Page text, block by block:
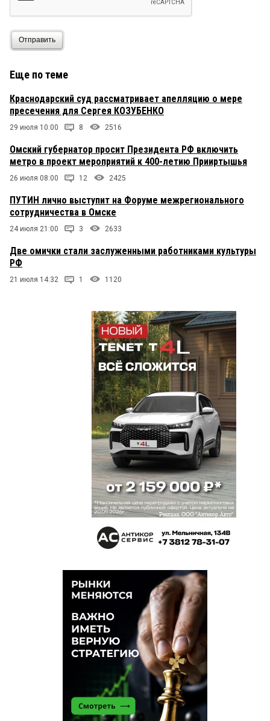
Отправить
Еще по теме
Краснодарский суд рассматривает апелляцию о мере
пресечения для Сергея КОЗУБЕНКО
29 июля 10:00 8 2516
Омский губернатор просит Президента РФ включить
метро в проект мероприятий к 400-летию Прииртышья
26 июля 08:00 12 2425
ПУТИН лично выступит на Форуме межрегионального
сотрудничества в Омске
24 июля 21:00 3 2633
Две омички стали заслуженными работниками культуры
РФ
21 июля 14:32 1 1120